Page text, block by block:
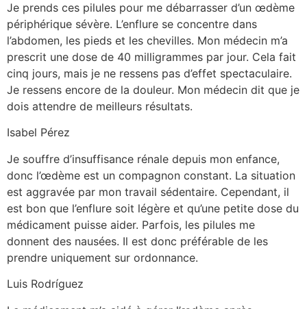
Je prends ces pilules pour me débarrasser d’un œdème
périphérique sévère. L’enflure se concentre dans
l’abdomen, les pieds et les chevilles. Mon médecin m’a
prescrit une dose de 40 milligrammes par jour. Cela fait
cinq jours, mais je ne ressens pas d’effet spectaculaire.
Je ressens encore de la douleur. Mon médecin dit que je
dois attendre de meilleurs résultats.
Isabel Pérez
Je souffre d’insuffisance rénale depuis mon enfance,
donc l’œdème est un compagnon constant. La situation
est aggravée par mon travail sédentaire. Cependant, il
est bon que l’enflure soit légère et qu’une petite dose du
médicament puisse aider. Parfois, les pilules me
donnent des nausées. Il est donc préférable de les
prendre uniquement sur ordonnance.
Luis Rodríguez